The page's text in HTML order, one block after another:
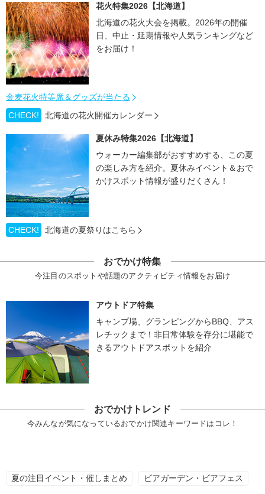
花火特集2026【北海道】
北海道の花火大会を掲載。2026年の開催
日、中止・延期情報や人気ランキングなど
をお届け！
金麦花火特等席＆グッズが当たる
CHECK!
北海道の花火開催カレンダー
夏休み特集2026【北海道】
ウォーカー編集部がおすすめする、この夏
の楽しみ方を紹介。夏休みイベント＆おで
かけスポット情報が盛りだくさん！
CHECK! 北海道の夏祭りはこちら
おでかけ特集
今注目のスポットや話題のアクティビティ情報をお届け
アウトドア特集
キャンプ場、グランピングからBBQ、アス
レチックまで！非日常体験を存分に堪能で
きるアウトドアスポットを紹介
おでかけトレンド
今みんなが気になっているおでかけ関連キーワードはコレ！
夏の注目イベント・催しまとめ ビアガーデン・ビアフェス